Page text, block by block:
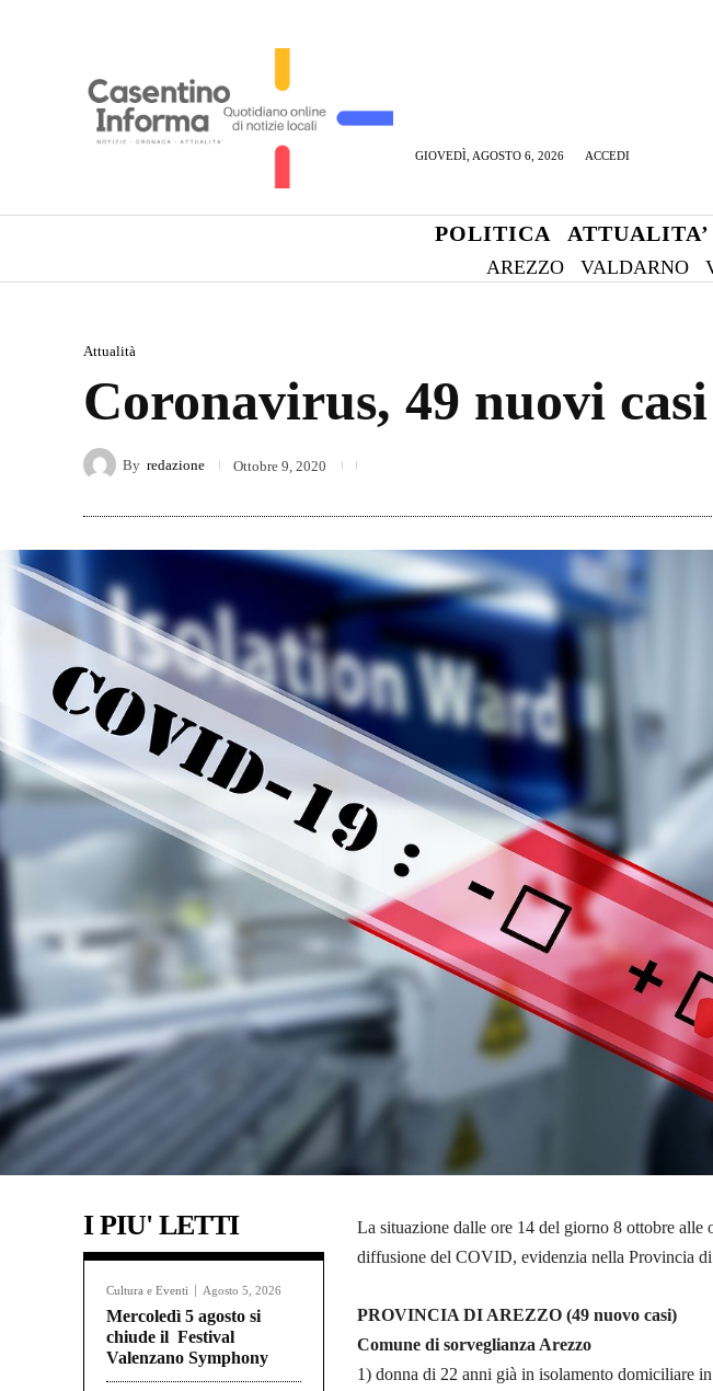
GIOVEDÌ, AGOSTO 6, 2026 ACCEDI
POLITICA ATTUALITA’
AREZZO VALDARNO
Attualità
Coronavirus, 49 nuovi
By redazione Ottobre 9, 2020
I PIU' LETTI
Cultura e Eventi Agosto 5, 2026
Mercoledì 5 agosto si
chiude il Festival
Valenzano Symphony
La situazione dalle ore 14 del giorno 8 ottobre
diffusione del COVID, evidenzia nella Provincia
PROVINCIA DI AREZZO (49 nuovo casi)
Comune di sorveglianza Arezzo
1) donna di 22 anni già in isolamento domiciliare